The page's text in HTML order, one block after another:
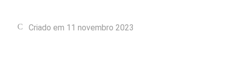
Criado em 11 novembro 2023